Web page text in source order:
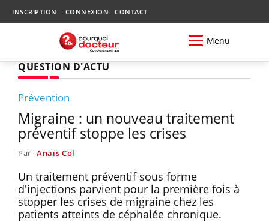
INSCRIPTION CONNEXION CONTACT
Menu
QUESTION D'ACTU
Prévention
Migraine : un nouveau traitement
préventif stoppe les crises
Par Anaïs Col
Un traitement préventif sous forme
d'injections parvient pour la première fois à
stopper les crises de migraine chez les
patients atteints de céphalée chronique.